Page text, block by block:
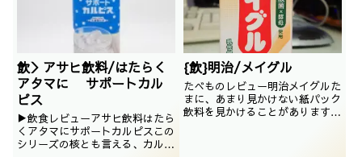
日は2014年10月
飲＞アサヒ飲料/はたらく
アタマに サポートカル
ピス
▶飲食レビューアサヒ飲料はたら
くアタマにサポートカルピスこの
シリーズの核とも言える、カルピ
{飲}明治/メイグル
たべものレビュー明治メイグルた
まに、あまり見かけない紙パック
飲料を見かけることがあります